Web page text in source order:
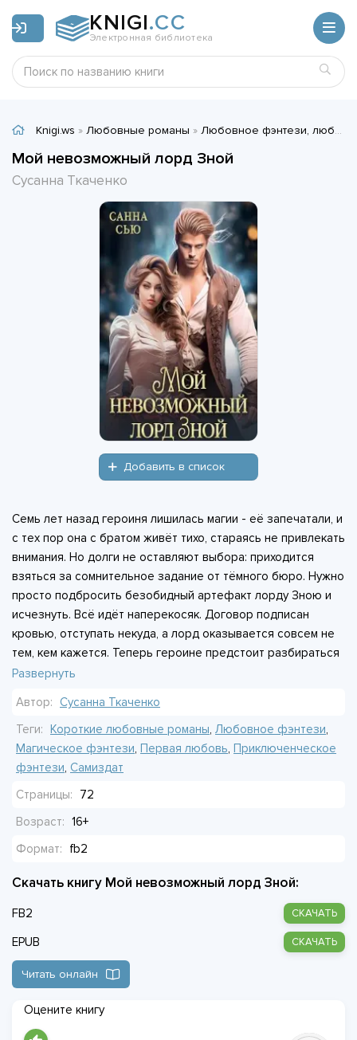
KNIGI.CC
Электронная библиотека
Knigi.ws » Любовные романы » Любовное фэнтези, любовно-фантастические романы
Мой невозможный лорд Зной
Сусанна Ткаченко
Добавить в список
Семь лет назад героиня лишилась магии - её запечатали, и
с тех пор она с братом живёт тихо, стараясь не привлекать
внимания. Но долги не оставляют выбора: приходится
взяться за сомнительное задание от тёмного бюро. Нужно
просто подбросить безобидный артефакт лорду Зною и
исчезнуть. Всё идёт наперекосяк. Договор подписан
кровью, отступать некуда, а лорд оказывается совсем не
тем, кем кажется. Теперь героине предстоит разбираться
с последствиями, и цена ошибки может быть слишком
разорвать.
Развернуть
Автор: Сусанна Ткаченко
Теги: Короткие любовные романы, Любовное фэнтези,
Магическое фэнтези, Первая любовь, Приключенческое
фэнтези, Самиздат
Страницы:
72
Возраст: 16+
Формат:
fb2
Скачать книгу Мой невозможный лорд Зной:
FB2 СКАЧАТЬ
EPUB СКАЧАТЬ
Читать онлайн
Оцените книгу